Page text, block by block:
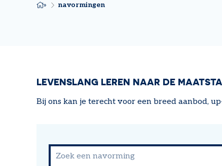
KRUIMELPAD
navormingen
LEVENSLANG LEREN NAAR DE
Bij ons kan je terecht voor een breed aanbod,